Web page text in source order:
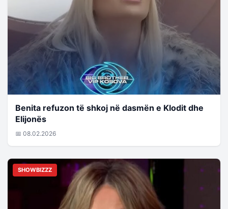
Benita refuzon të shkoj në dasmën e Klodit dhe
Elijonës
📅 08.02.2026
SHOWBIZZZ